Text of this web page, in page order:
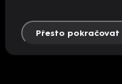
Přesto pokračovat